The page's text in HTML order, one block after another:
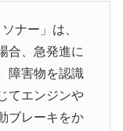
ナー」は、
合、急発進に
障害物を認識
てエンジンや
ブレーキをか